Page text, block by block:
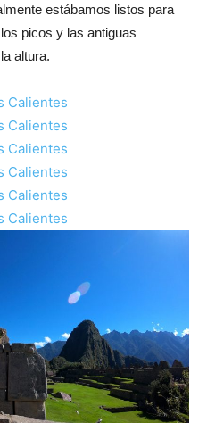
estábamos listos para
picos y las antiguas
altura.